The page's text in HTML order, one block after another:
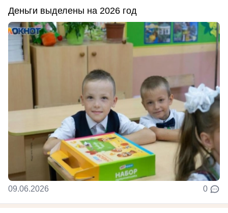
Деньги выделены на 2026 год
09.06.2026 0